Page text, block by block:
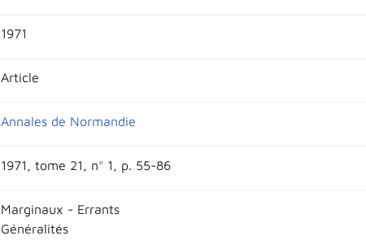
1971
Article
Annales de Normandie
1971, tome 21, n° 1, p. 55-86
Marginaux - Errants
Généralités